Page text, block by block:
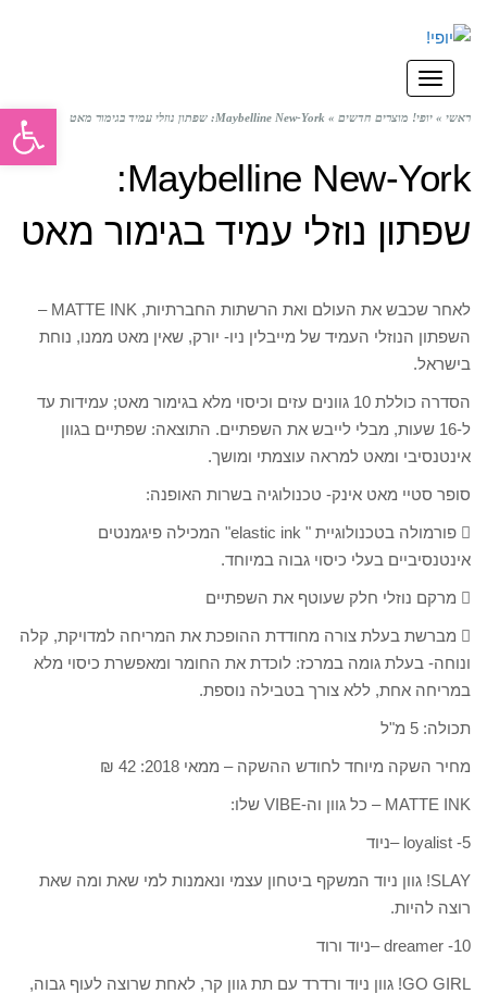
תפריט
ראשי » יופי! מוצרים חדשים » Maybelline New-York: שפתון נוזלי עמיד בגימור מאט
Maybelline New-York:
שפתון נוזלי עמיד בגימור מאט
לאחר שכבש את העולם ואת הרשתות החברתיות, MATTE INK –
השפתון הנוזלי העמיד של מייבלין ניו- יורק, שאין מאט ממנו, נוחת
בישראל.
הסדרה כוללת 10 גוונים עזים וכיסוי מלא בגימור מאט; עמידות עד
ל-16 שעות, מבלי לייבש את השפתיים. התוצאה: שפתיים בגוון
אינטנסיבי ומאט למראה עוצמתי ומושך.
סופר סטיי מאט אינק- טכנולוגיה בשרות האופנה:
 פורמולה בטכנולוגיית " elastic ink" המכילה פיגמנטים
אינטנסיביים בעלי כיסוי גבוה במיוחד.
 מרקם נוזלי חלק שעוטף את השפתיים
 מברשת בעלת צורה מחודדת ההופכת את המריחה למדויקת, קלה
ונוחה- בעלת גומה במרכז: לוכדת את החומר ומאפשרת כיסוי מלא
במריחה אחת, ללא צורך בטבילה נוספת.
תכולה: 5 מ"ל
מחיר השקה מיוחד לחודש ההשקה – ממאי 2018: 42 ₪
MATTE INK – כל גוון וה-VIBE שלו:
5- loyalist –ניוד
SLAY! גוון ניוד המשקף ביטחון עצמי ונאמנות למי שאת ומה שאת
רוצה להיות.
10- dreamer –ניוד ורוד
GO GIRL! גוון ניוד ורדרד עם תת גוון קר, לאחת שרוצה לעוף גבוה,
פתח